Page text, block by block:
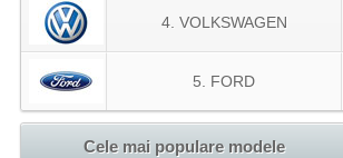
4. VOLKSWAGEN
5. FORD
Cele mai populare modele